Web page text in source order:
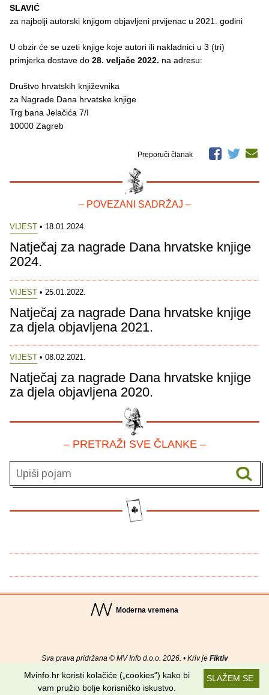
SLAVIĆ
za najbolji autorski knjigom objavljeni prvijenac u 2021. godini
U obzir će se uzeti knjige koje autori ili nakladnici u 3 (tri)
primjerka dostave do 28. veljače 2022. na adresu:
Društvo hrvatskih književnika
za Nagrade Dana hrvatske knjige
Trg bana Jelačića 7/I
10000 Zagreb
Preporuči članak
– POVEZANI SADRŽAJ –
VIJEST • 18.01.2024.
Natječaj za nagrade Dana hrvatske knjige
2024.
VIJEST • 25.01.2022.
Natječaj za nagrade Dana hrvatske knjige
za djela objavljena 2021.
VIJEST • 08.02.2021.
Natječaj za nagrade Dana hrvatske knjige
za djela objavljena 2020.
– PRETRAŽI SVE ČLANKE –
Moderna vremena
Sva prava pridržana © MV Info d.o.o. 2026. • Kriv je Fiktiv
Uvjeti korištenja RSS kanaliSLAŽEM SE
Mvinfo.hr koristi kolačiće („cookies“) kako bi
vam pružio bolje korisničko iskustvo.